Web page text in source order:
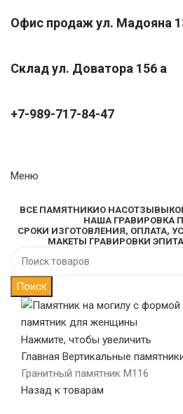
Офис продаж ул. Мадояна
Склад ул. Доватора 156 а
+7-989-717-84-47
Меню
ВСЕ ПАМЯТНИКИО НАСОТЗЫВЫ
НАША ГРАВИРОВКА
СРОКИ ИЗГОТОВЛЕНИЯ, ОПЛАТА,
МАКЕТЫ ГРАВИРОВКИ
Поиск
Нажмите, чтобы увеличить
Главная Вертикальные
Гранитный памятник М116
Назад к товарам